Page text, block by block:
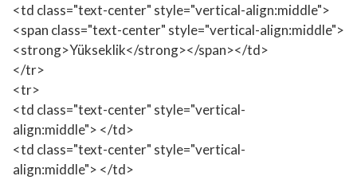
<td class="text-center" style="vertical-align:middle">
<span class="text-center" style="vertical-align:middle">
<strong>Yükseklik</strong></span></td>
</tr>
<tr>
<td class="text-center" style="vertical-
align:middle"> </td>
<td class="text-center" style="vertical-
align:middle"> </td>